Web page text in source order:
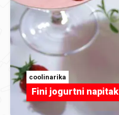
coolinarika
Fini jogurtni napitak